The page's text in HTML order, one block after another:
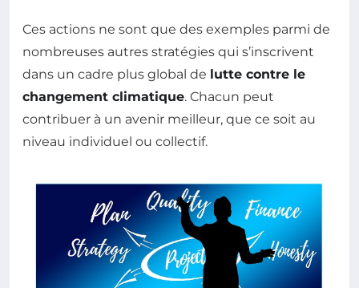
Ces actions ne sont que des exemples parmi de
nombreuses autres stratégies qui s’inscrivent
dans un cadre plus global de lutte contre le
changement climatique. Chacun peut
contribuer à un avenir meilleur, que ce soit au
niveau individuel ou collectif.